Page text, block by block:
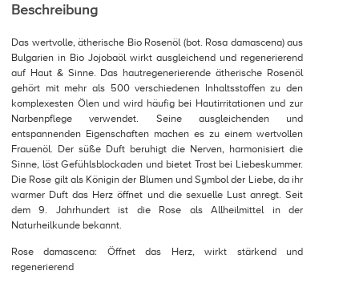
Beschreibung
Das wertvolle, ätherische Bio Rosenöl (bot. Rosa damascena) aus
Bulgarien in Bio Jojobaöl wirkt ausgleichend und regenerierend
auf Haut & Sinne. Das hautregenerierende ätherische Rosenöl
gehört mit mehr als 500 verschiedenen Inhaltsstoffen zu den
komplexesten Ölen und wird häufig bei Hautirritationen und zur
Narbenpflege verwendet. Seine ausgleichenden und
entspannenden Eigenschaften machen es zu einem wertvollen
Frauenöl. Der süße Duft beruhigt die Nerven, harmonisiert die
Sinne, löst Gefühlsblockaden und bietet Trost bei Liebeskummer.
Die Rose gilt als Königin der Blumen und Symbol der Liebe, da ihr
warmer Duft das Herz öffnet und die sexuelle Lust anregt. Seit
dem 9. Jahrhundert ist die Rose als Allheilmittel in der
Naturheilkunde bekannt.
Rose damascena: Öffnet das Herz, wirkt stärkend und
regenerierend